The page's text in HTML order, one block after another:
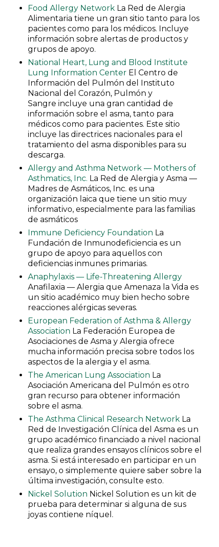
Food Allergy Network La Red de Alergia
Alimentaria tiene un gran sitio tanto para los
pacientes como para los médicos. Incluye
información sobre alertas de productos y
grupos de apoyo.
National Heart, Lung and Blood Institute
Lung Information CenterEl Centro de
Información del Pulmón del Instituto
Nacional del Corazón, Pulmón y
Sangre incluye una gran cantidad de
información sobre el asma, tanto para
médicos como para pacientes. Este sitio
incluye las directrices nacionales para el
tratamiento del asma disponibles para su
descarga.
Allergy and Asthma Network — Mothers of
Asthmatics, Inc. La Red de Alergia y Asma —
Madres de Asmáticos, Inc. es una
organización laica que tiene un sitio muy
informativo, especialmente para las familias
de asmáticos
Immune Deficiency Foundation La
Fundación de Inmunodeficiencia es un
grupo de apoyo para aquellos con
deficiencias inmunes primarias.
Anaphylaxis — Life-Threatening Allergy
Anafilaxia — Alergia que Amenaza la Vida es
un sitio académico muy bien hecho sobre
reacciones alérgicas severas.
European Federation of Asthma & Allergy
Association La Federación Europea de
Asociaciones de Asma y Alergia ofrece
mucha información precisa sobre todos los
aspectos de la alergia y el asma.
The American Lung Association La
Asociación Americana del Pulmón es otro
gran recurso para obtener información
sobre el asma.
The Asthma Clinical Research Network La
Red de Investigación Clínica del Asma es un
grupo académico financiado a nivel nacional
que realiza grandes ensayos clínicos sobre el
asma. Si está interesado en participar en un
ensayo, o simplemente quiere saber sobre la
última investigación, consulte esto.
Nickel Solution Nickel Solution es un kit de
prueba para determinar si alguna de sus
joyas contiene níquel.